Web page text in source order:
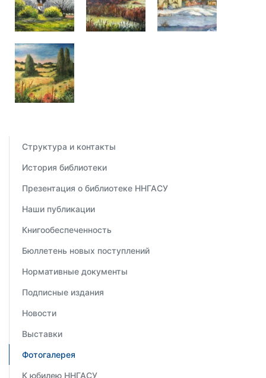
Структура и контакты
История библиотеки
Презентация о библиотеке ННГАСУ
Наши публикации
Книгообеспеченность
Бюллетень новых поступлений
Нормативные документы
Подписные издания
Новости
Выставки
Фотогалерея
К юбилею ННГАСУ